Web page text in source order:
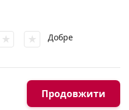
Добре
Продовжити